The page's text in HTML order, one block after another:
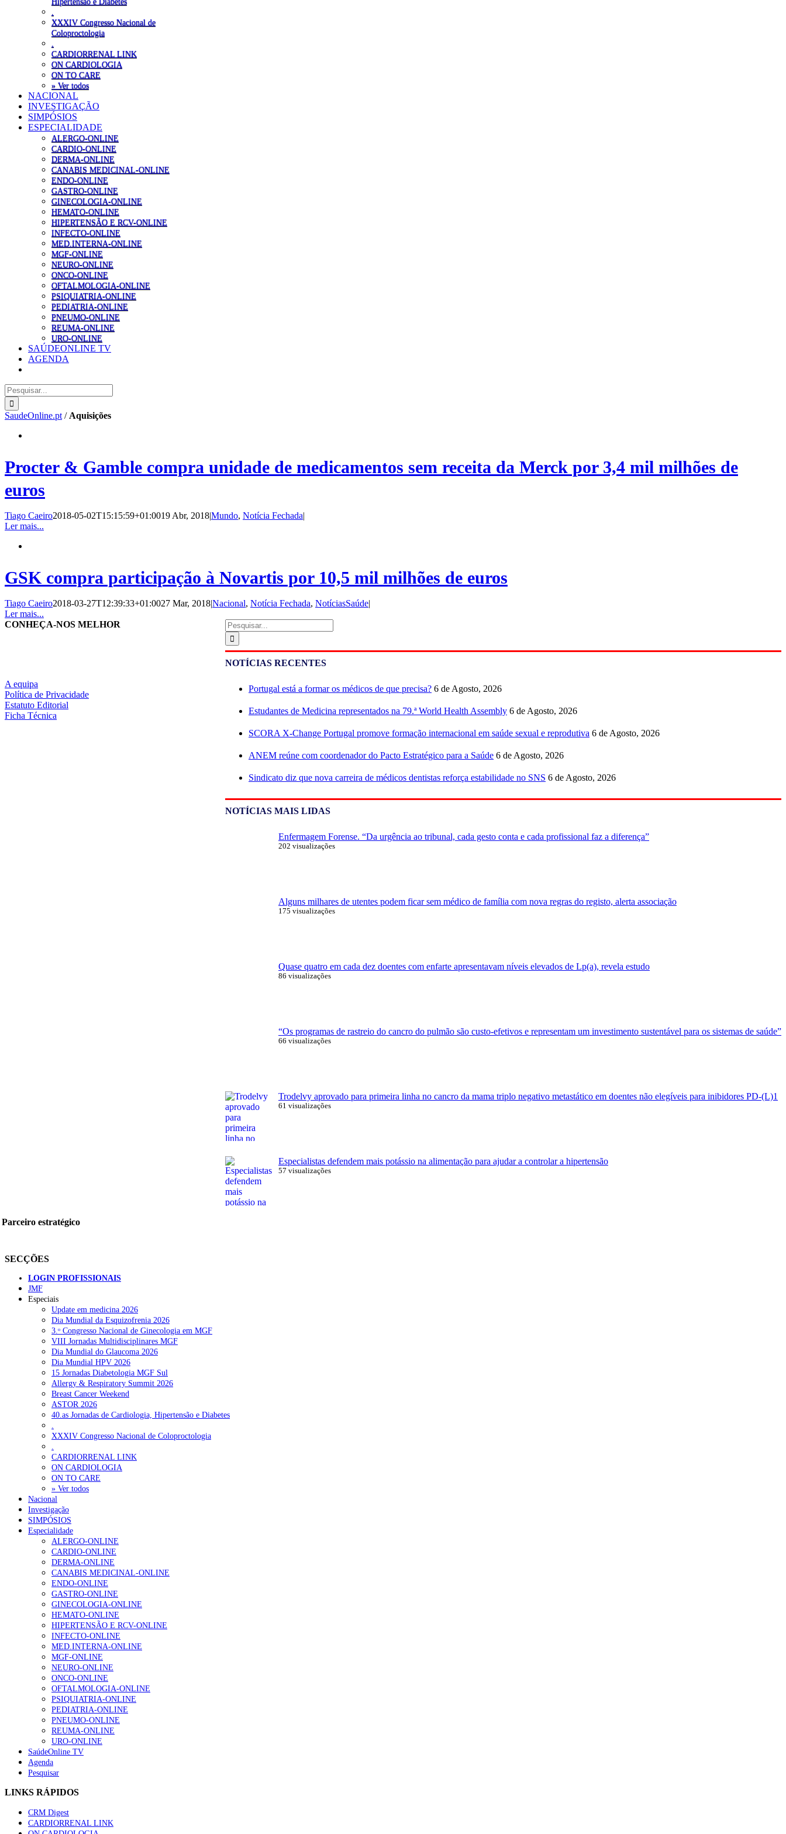
XXXIV Congresso Nacional de
Coloproctologia
CARDIORRENAL LINK
ON CARDIOLOGIA
ON TO CARE
» Ver todos
NACIONAL
INVESTIGAÇÃO
SIMPÓSIOS
ESPECIALIDADE
ALERGO-ONLINE
CARDIO-ONLINE
DERMA-ONLINE
CANABIS MEDICINAL-ONLINE
ENDO-ONLINE
GASTRO-ONLINE
GINECOLOGIA-ONLINE
HEMATO-ONLINE
HIPERTENSÃO E RCV-ONLINE
INFECTO-ONLINE
MED.INTERNA-ONLINE
MGF-ONLINE
NEURO-ONLINE
ONCO-ONLINE
OFTALMOLOGIA-ONLINE
PSIQUIATRIA-ONLINE
PEDIATRIA-ONLINE
PNEUMO-ONLINE
REUMA-ONLINE
URO-ONLINE
SAÚDEONLINE TV
AGENDA
Pesquisar
SaudeOnline.pt / Aquisições
Procter & Gamble compra unidade de medicamentos sem receita da Merck por 3,4 mil milhões de
euros
Tiago Caeiro2018-05-02T15:15:59+01:0019 Abr, 2018|Mundo, Notícia Fechada|
Ler mais...
GSK compra participação à Novartis por 10,5 mil milhões de euros
Tiago Caeiro2018-03-27T12:39:33+01:0027 Mar, 2018|Nacional, Notícia Fechada, NotíciasSaúde|
Ler mais...
Pesquisar
NOTÍCIAS RECENTES
Portugal está a formar os médicos de que precisa? 6 de Agosto, 2026
Estudantes de Medicina representados na 79.ª World Health Assembly 6 de Agosto, 2026
SCORA X-Change Portugal promove formação internacional em saúde sexual e reprodutiva 6 de Agosto, 2026
ANEM reúne com coordenador do Pacto Estratégico para a Saúde 6 de Agosto, 2026
Sindicato diz que nova carreira de médicos dentistas reforça estabilidade no SNS 6 de Agosto, 2026
NOTÍCIAS MAIS LIDAS
Enfermagem Forense. “Da urgência ao tribunal, cada gesto conta e cada profissional faz a diferença”
202 visualizações
Alguns milhares de utentes podem ficar sem médico de família com nova regras do registo, alerta associação
175 visualizações
Quase quatro em cada dez doentes com enfarte apresentavam níveis elevados de Lp(a), revela estudo
86 visualizações
“Os programas de rastreio do cancro do pulmão são custo-efetivos e representam um investimento sustentável para os sistemas de saúde”
66 visualizações
Trodelvy aprovado para primeira linha no cancro da mama triplo negativo metastático em doentes não elegíveis para inibidores PD-(L)1
61 visualizações
Especialistas defendem mais potássio na alimentação para ajudar a controlar a hipertensão
57 visualizações
CONHEÇA-NOS MELHOR
A equipa
Política de Privacidade
Estatuto Editorial
Ficha Técnica
Parceiro estratégico
SECÇÕES
LOGIN PROFISSIONAIS
JMF
Especiais
Update em medicina 2026
Dia Mundial da Esquizofrenia 2026
3.ᵒ Congresso Nacional de Ginecologia em MGF
VIII Jornadas Multidisciplinares MGF
Dia Mundial do Glaucoma 2026
Dia Mundial HPV 2026
15 Jornadas Diabetologia MGF Sul
Allergy & Respiratory Summit 2026
Breast Cancer Weekend
ASTOR 2026
40.as Jornadas de Cardiologia, Hipertensão e Diabetes
XXXIV Congresso Nacional de Coloproctologia
CARDIORRENAL LINK
ON CARDIOLOGIA
ON TO CARE
» Ver todos
Nacional
Investigação
SIMPÓSIOS
Especialidade
ALERGO-ONLINE
CARDIO-ONLINE
DERMA-ONLINE
CANABIS MEDICINAL-ONLINE
ENDO-ONLINE
GASTRO-ONLINE
GINECOLOGIA-ONLINE
HEMATO-ONLINE
HIPERTENSÃO E RCV-ONLINE
INFECTO-ONLINE
MED.INTERNA-ONLINE
MGF-ONLINE
NEURO-ONLINE
ONCO-ONLINE
OFTALMOLOGIA-ONLINE
PSIQUIATRIA-ONLINE
PEDIATRIA-ONLINE
PNEUMO-ONLINE
REUMA-ONLINE
URO-ONLINE
SaúdeOnline TV
Agenda
Pesquisar
LINKS RÁPIDOS
CRM Digest
CARDIORRENAL LINK